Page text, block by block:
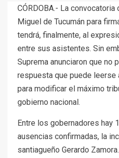
CÓRDOBA.- La
Miguel de Tucumán para
tendrá, finalmente, al
entre sus asistentes. Sin
Suprema anunciaron que no
respuesta que puede leerse
para modificar el máximo
gobierno nacional.
Entre los gobernadores hay
ausencias confirmadas, la
santiagueño Gerardo